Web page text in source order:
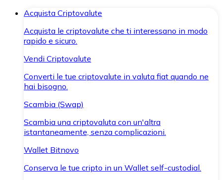
Acquista Criptovalute
Acquista le criptovalute che ti interessano in modo
rapido e sicuro.
Vendi Criptovalute
Converti le tue criptovalute in valuta fiat quando ne
hai bisogno.
Scambia (Swap)
Scambia una criptovaluta con un'altra
istantaneamente, senza complicazioni.
Wallet Bitnovo
Conserva le tue cripto in un Wallet self-custodial.